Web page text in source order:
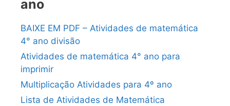
ano
BAIXE EM PDF – Atividades de matemática
4° ano divisão
Atividades de matemática 4° ano para
imprimir
Multiplicação Atividades para 4º ano
Lista de Atividades de Matemática